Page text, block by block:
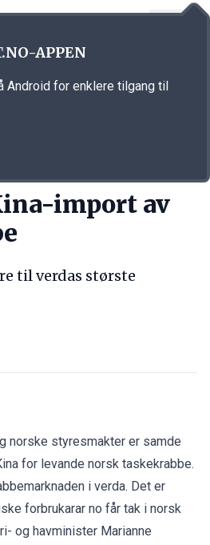
import av
til verdas største
norske styresmakter er samde
for levande norsk taskekrabbe.
i verda. Det er
forbrukarar no får tak i norsk
og havminister Marianne
APPEN
Android for enklere tilgang til